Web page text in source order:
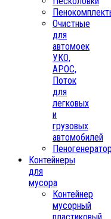
Очистные
для
автомоек
УКО,
АРОС,
Поток
для
легковых
и
грузовых
автомобилей
Контейнеры
для
мусора
Контейнер
мусорный